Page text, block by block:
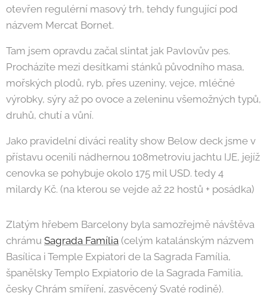
otevřen regulérní masový trh, tehdy fungující pod
názvem Mercat Bornet.
Tam jsem opravdu začal slintat jak Pavlovův pes.
Procházíte mezi desítkami stánků původního masa,
mořských plodů, ryb, přes uzeniny, vejce, mléčné
výrobky, sýry až po ovoce a zeleninu všemožných typů,
druhů, chutí a vůní.
Jako pravidelní diváci reality show Below deck jsme v
přístavu ocenili nádhernou 108metroviu jachtu IJE, jejíž
cenovka se pohybuje okolo 175 mil USD. tedy 4
milardy Kč. (na kterou se vejde až 22 hostů + posádka)
Zlatým hřebem Barcelony byla samozřejmě návštěva
chrámu Sagrada Família (celým katalánským názvem
Basílica i Temple Expiatori de la Sagrada Família,
španělsky Templo Expiatorio de la Sagrada Familia,
česky Chrám smíření, zasvěcený Svaté rodině).